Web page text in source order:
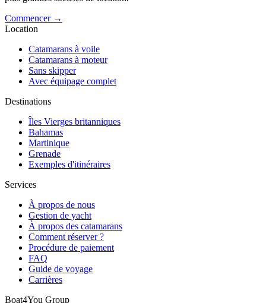
Commencer →
Location
Catamarans à voile
Catamarans à moteur
Sans skipper
Avec équipage complet
Destinations
Îles Vierges britanniques
Bahamas
Martinique
Grenade
Exemples d'itinéraires
Services
À propos de nous
Gestion de yacht
À propos des catamarans
Comment réserver ?
Procédure de paiement
FAQ
Guide de voyage
Carrières
Boat4You Group